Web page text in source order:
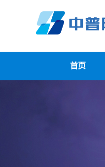
首页